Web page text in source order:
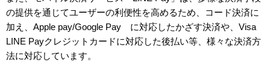
の提供を通じてユーザーの利便性を高めるため、コード決済に
加え、Apple pay/Google Pay™に対応したかざす決済や、Visa
LINE Payクレジットカードに対応した後払い等、様々な決済方
法に対応しています。